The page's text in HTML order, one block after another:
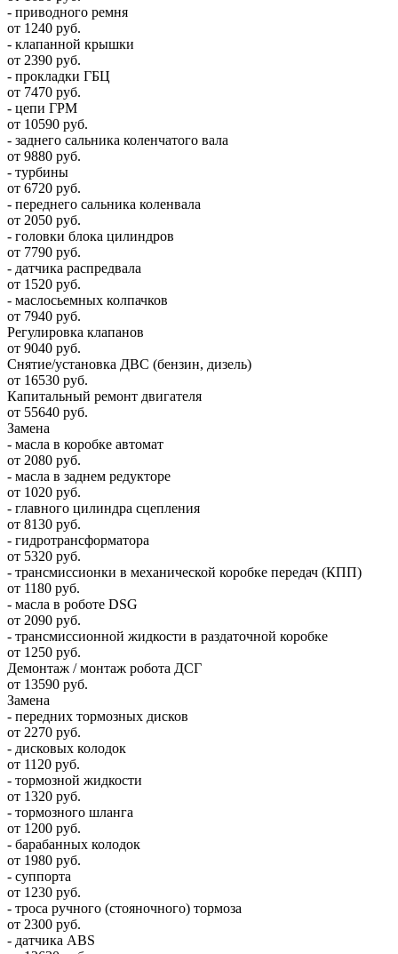
- приводного ремня
от 1240 руб.
- клапанной крышки
от 2390 руб.
- прокладки ГБЦ
от 7470 руб.
- цепи ГРМ
от 10590 руб.
- заднего сальника коленчатого вала
от 9880 руб.
- турбины
от 6720 руб.
- переднего сальника коленвала
от 2050 руб.
- головки блока цилиндров
от 7790 руб.
- датчика распредвала
от 1520 руб.
- маслосьемных колпачков
от 7940 руб.
Регулировка клапанов
от 9040 руб.
Снятие/установка ДВС (бензин, дизель)
от 16530 руб.
Капитальный ремонт двигателя
от 55640 руб.
Замена
- масла в коробке автомат
от 2080 руб.
- масла в заднем редукторе
от 1020 руб.
- главного цилиндра сцепления
от 8130 руб.
- гидротрансформатора
от 5320 руб.
- трансмиссионки в механической коробке передач (КПП)
от 1180 руб.
- масла в роботе DSG
от 2090 руб.
- трансмиссионной жидкости в раздаточной коробке
от 1250 руб.
Демонтаж / монтаж робота ДСГ
от 13590 руб.
Замена
- передних тормозных дисков
от 2270 руб.
- дисковых колодок
от 1120 руб.
- тормозной жидкости
от 1320 руб.
- тормозного шланга
от 1200 руб.
- барабанных колодок
от 1980 руб.
- суппорта
от 1230 руб.
- троса ручного (стояночного) тормоза
от 2300 руб.
- датчика ABS